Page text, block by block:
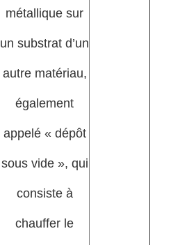
métallique sur
un substrat d’un
autre matériau,
également
appelé « dépôt
sous vide », qui
consiste à
chauffer le